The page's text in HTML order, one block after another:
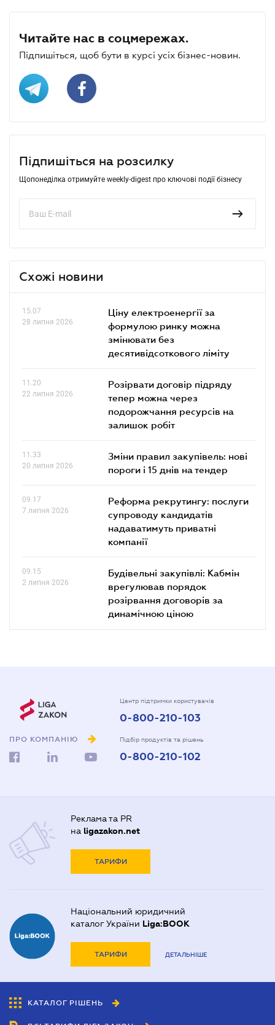
Читайте нас в соцмережах.
Підпишіться, щоб бути в курсі усіх бізнес-новин.
Підпишіться на розсилку
Щопонеділка отримуйте weekly-digest про ключові події бізнесу
Схожі новини
15.07
28 липня 2026
Ціну електроенергії за
формулою ринку можна
змінювати без
десятивідсоткового ліміту
11.20
22 липня 2026
Розірвати договір підряду
тепер можна через
подорожчання ресурсів на
залишок робіт
11.33
20 липня 2026
Зміни правил закупівель: нові
пороги і 15 днів на тендер
09.17
7 липня 2026
Реформа рекрутингу: послуги
супроводу кандидатів
надаватимуть приватні
компанії
09.15
2 липня 2026
Будівельні закупівлі: Кабмін
врегулював порядок
розірвання договорів за
динамічною ціною
ПРО КОМПАНІЮ
Центр підтримки користувачів
0-800-210-103
Підбір продуктів та рішень
0-800-210-102
Реклама та PR
на ligazakon.net
ТАРИФИ
Національний юридичний
каталог України Liga:BOOK
ТАРИФИ ДЕТАЛЬНІШЕ
КАТАЛОГ РІШЕНЬ